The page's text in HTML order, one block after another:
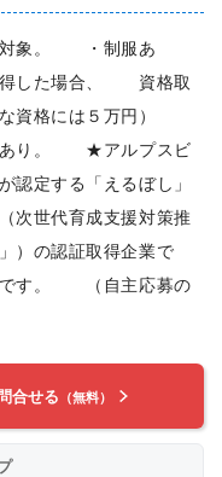
対象。 ・制服あ
した場合、 資格取
な資格には５万円）
あり。 ★アルプスビ
定する「えるぼし」
次世代育成支援対策推
）の認証取得企業で
す。 （自主応募の
合せる （無料）